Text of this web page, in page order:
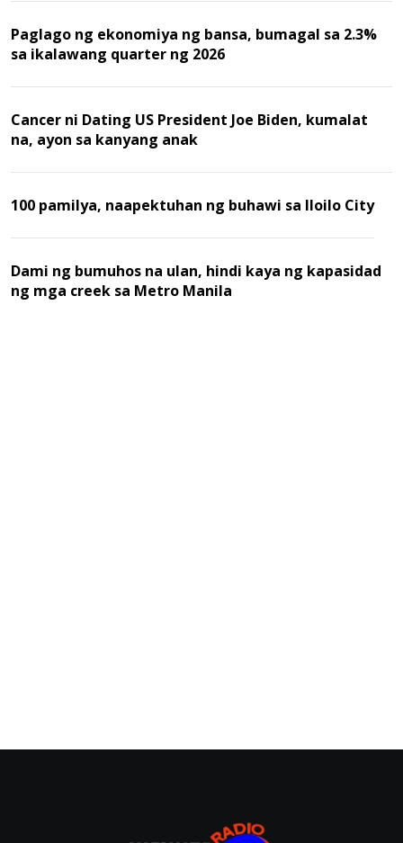
Paglago ng ekonomiya ng bansa, bumagal sa 2.3%
sa ikalawang quarter ng 2026
Cancer ni Dating US President Joe Biden, kumalat
na, ayon sa kanyang anak
100 pamilya, naapektuhan ng buhawi sa Iloilo City
Dami ng bumuhos na ulan, hindi kaya ng kapasidad
ng mga creek sa Metro Manila